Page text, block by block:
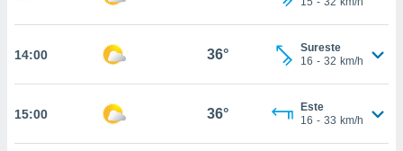
de que
sean
el sitio
para
14:00 36°
Sureste
16 - 32 km/h
15:00 36°
Este
16 - 33 km/h